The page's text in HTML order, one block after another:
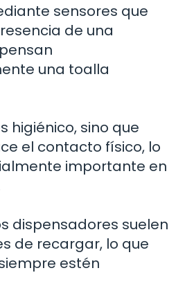
sensores que
de una
una toalla
higiénico, sino que
el contacto físico, lo
importante en
dispensadores suelen
de recargar, lo que
estén